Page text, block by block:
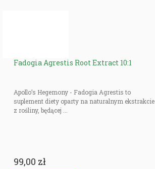
Fadogia Agrestis Root Extract 10:1
Apollo’s Hegemony - Fadogia Agrestis to
suplement diety oparty na naturalnym ekstrakcie
z rośliny, będącej ...
99,00 zł